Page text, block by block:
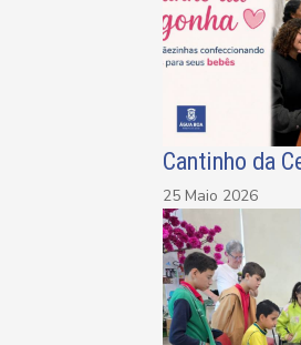
Cantinho da
25 Maio 2026